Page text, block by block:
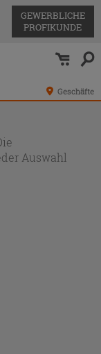
GEWERBLICHE
PROFIKUNDE
Geschäfte
Auswahl